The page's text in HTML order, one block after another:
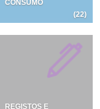
CONSUMO
(22)
REGISTOS E